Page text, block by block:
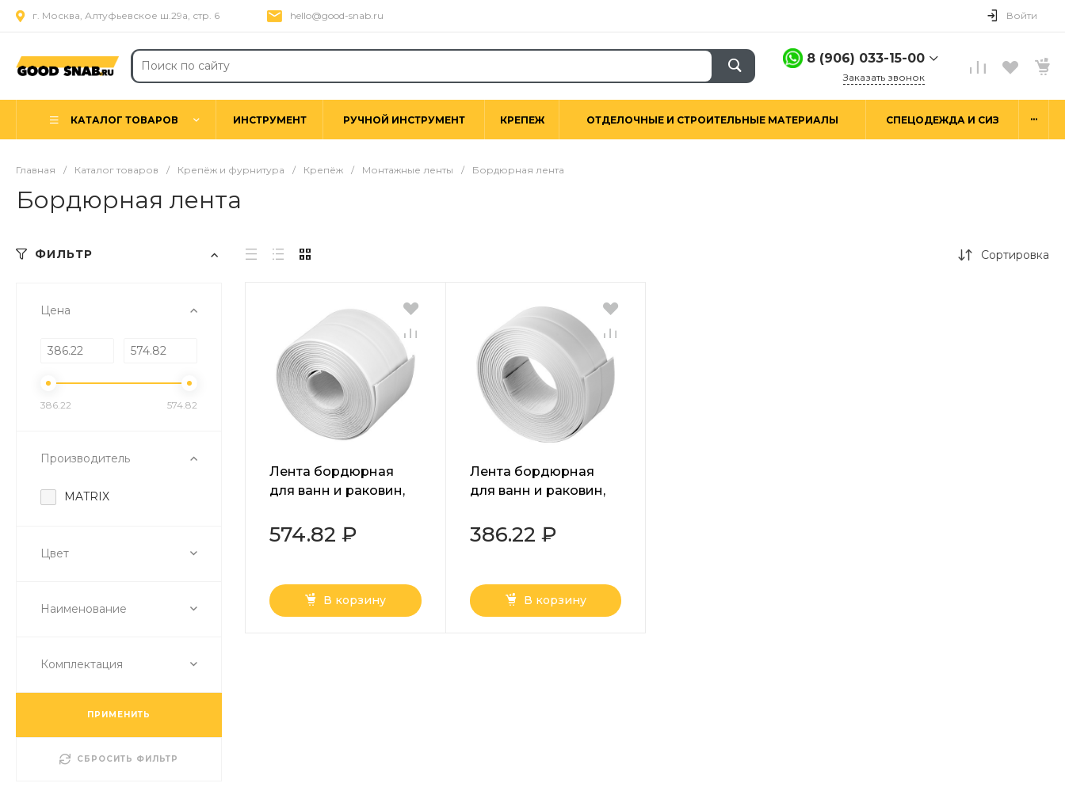
г. Москва, Алтуфьевское ш.29а, стр. 6 hello@good-snab.ru Войти
8 (906) 033-15-00
г. Москва,
Заказать звонок
КАТАЛОГ ТОВАРОВ ИНСТРУМЕНТ РУЧНОЙ ИНСТРУМЕНТ КРЕПЕЖ ОТДЕЛОЧНЫЕ И СТРОИТЕЛЬНЫЕ МАТЕРИАЛЫ СПЕЦОДЕЖДА И СИЗ ...
Главная / Каталог товаров / Крепёж и фурнитура / Крепёж / Монтажные ленты / Бордюрная лента
Бордюрная лента
ФИЛЬТР
Цена
386.22 574.82
Производитель
MATRIX
Цвет
Наименование
Комплектация
ПРИМЕНИТЬ
СБРОСИТЬ ФИЛЬТР
Сортировка
Лента бордюрная
для ванн и раковин,
Matrix
574.82 ₽
В корзину
Лента бордюрная
для ванн и раковин,
Matrix
386.22 ₽
В корзину